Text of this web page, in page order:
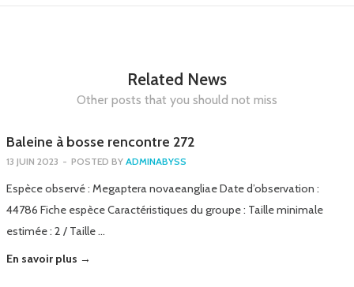
Related News
Other posts that you should not miss
Baleine à bosse rencontre 272
13 JUIN 2023 - POSTED BY ADMINABYSS
Espèce observé : Megaptera novaeangliae Date d’observation :
44786 Fiche espèce Caractéristiques du groupe : Taille minimale
estimée : 2 / Taille …
En savoir plus →